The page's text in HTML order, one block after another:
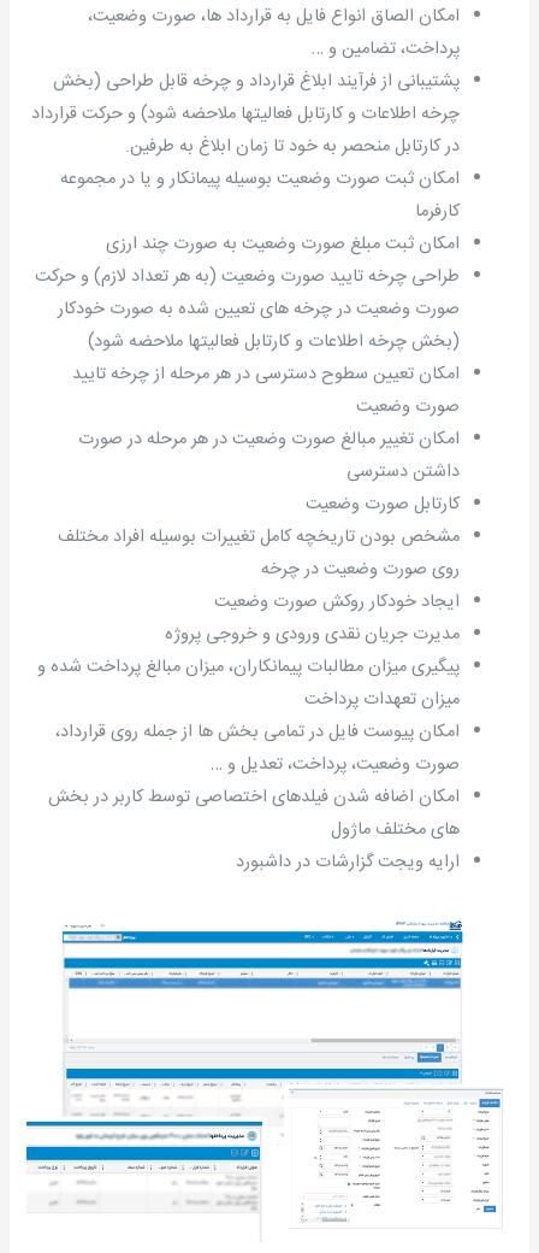
امکان الصاق انواع فایل به قرارداد ها، صورت وضعیت،
پرداخت، تضامین و …
پشتیبانی از فرآیند ابلاغ قرارداد و چرخه قابل طراحی (بخش
چرخه اطلاعات و کارتابل فعالیتها ملاحضه شود) و حرکت قرارداد
در کارتابل منحصر به خود تا زمان ابلاغ به طرفین.
امکان ثبت صورت وضعیت بوسیله پیمانکار و یا در مجموعه
کارفرما
امکان ثبت مبلغ صورت وضعیت به صورت چند ارزی
طراحی چرخه تایید صورت وضعیت (به هر تعداد لازم) و حرکت
صورت وضعیت در چرخه های تعیین شده به صورت خودکار
(بخش چرخه اطلاعات و کارتابل فعالیتها ملاحضه شود)
امکان تعیین سطوح دسترسی در هر مرحله از چرخه تایید
صورت وضعیت
امکان تغییر مبالغ صورت وضعیت در هر مرحله در صورت
داشتن دسترسی
کارتابل صورت وضعیت
مشخص بودن تاریخچه کامل تغییرات بوسیله افراد مختلف
روی صورت وضعیت در چرخه
ایجاد خودکار روکش صورت وضعیت
مدیرت جریان نقدی ورودی و خروجی پروژه
پیگیری میزان مطالبات پیمانکاران، میزان مبالغ پرداخت شده و
میزان تعهدات پرداخت
امکان پیوست فایل در تمامی بخش ها از جمله روی قرارداد،
صورت وضعیت، پرداخت، تعدیل و …
امکان اضافه شدن فیلدهای اختصاصی توسط کاربر در بخش
های مختلف ماژول
ارایه ویجت گزارشات در داشبورد